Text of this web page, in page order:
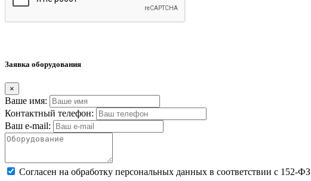
Заявка оборудования
×
Ваше имя:
Контактный телефон:
Ваш e-mail:
Cогласен на обработку персональных данных в соответствии с 152-ФЗ